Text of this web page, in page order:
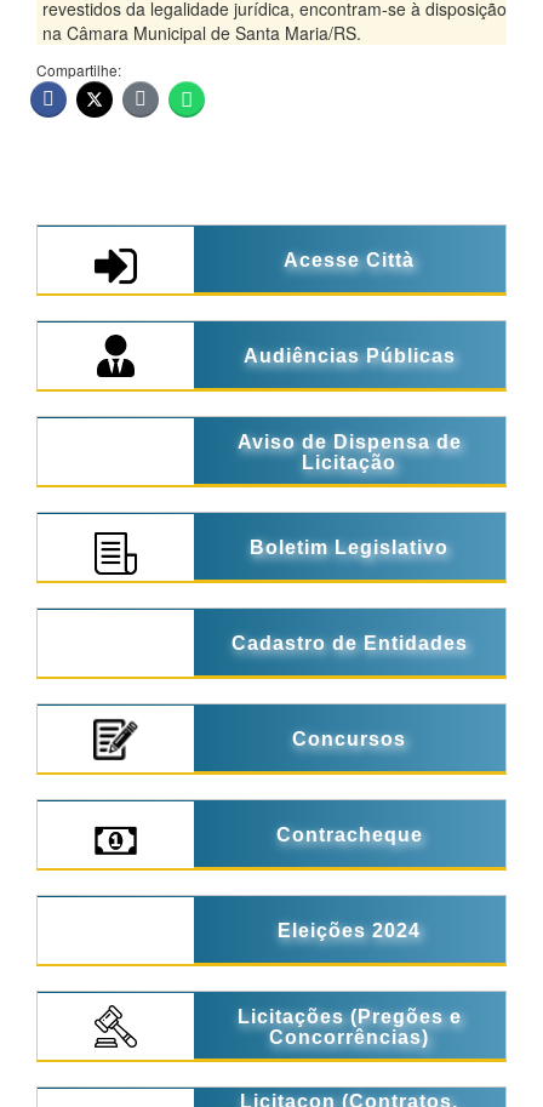
revestidos da legalidade jurídica, encontram-se à disposição
na Câmara Municipal de Santa Maria/RS.
Compartilhe:
Acesse Città
Audiências Públicas
Aviso de Dispensa de
Licitação
Boletim Legislativo
Cadastro de Entidades
Concursos
Contracheque
Eleições 2024
Licitações (Pregões e
Concorrências)
Licitacon (Contratos,